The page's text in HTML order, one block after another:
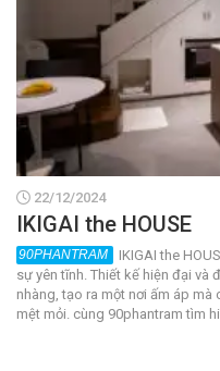
22/12/2024
IKIGAI the HOUSE
IKIGAI the
sự yên tĩnh. Thiết kế hiện đại và
nhàng, tạo ra một nơi ấm áp
mệt mỏi. cùng 90phantram tìm